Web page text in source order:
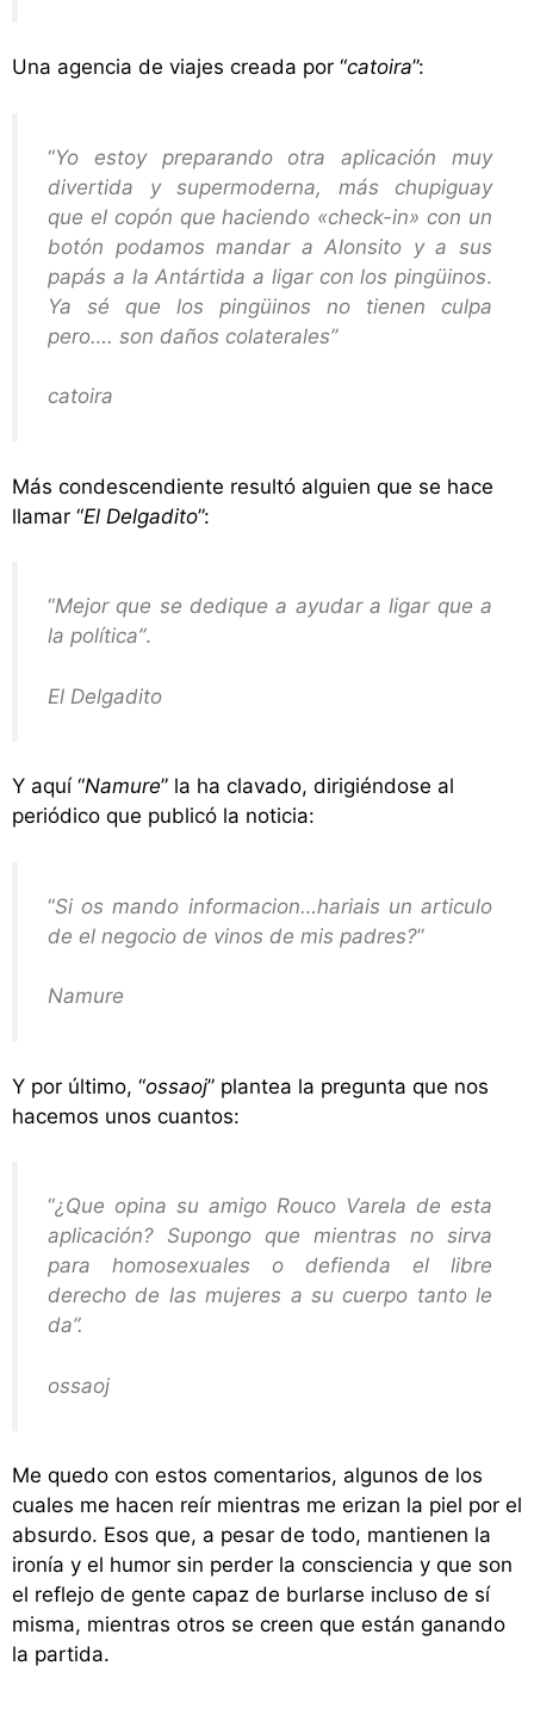
Una agencia de viajes creada por “catoira”:
“Yo estoy preparando otra aplicación muy
divertida y supermoderna, más chupiguay
que el copón que haciendo «check-in» con un
botón podamos mandar a Alonsito y a sus
papás a la Antártida a ligar con los pingüinos.
Ya sé que los pingüinos no tienen culpa
pero…. son daños colaterales”
catoira
Más condescendiente resultó alguien que se hace
llamar “El Delgadito”:
“Mejor que se dedique a ayudar a ligar que a
la política”.
El Delgadito
Y aquí “Namure” la ha clavado, dirigiéndose al
periódico que publicó la noticia:
“Si os mando informacion…hariais un articulo
de el negocio de vinos de mis padres?”
Namure
Y por último, “ossaoj” plantea la pregunta que nos
hacemos unos cuantos:
“¿Que opina su amigo Rouco Varela de esta
aplicación? Supongo que mientras no sirva
para homosexuales o defienda el libre
derecho de las mujeres a su cuerpo tanto le
da”.
ossaoj
Me quedo con estos comentarios, algunos de los
cuales me hacen reír mientras me erizan la piel por el
absurdo. Esos que, a pesar de todo, mantienen la
ironía y el humor sin perder la consciencia y que son
el reflejo de gente capaz de burlarse incluso de sí
misma, mientras otros se creen que están ganando
la partida.